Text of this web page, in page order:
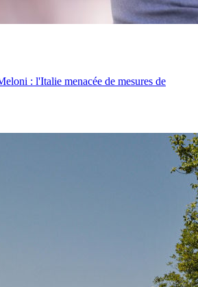
: l'Italie menacée de mesures de